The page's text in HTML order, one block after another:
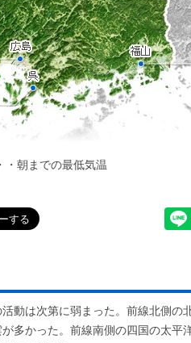
・朝までの最低気温
動は次第に弱まった。前線北側の
多かった。前線南側の四国の太平